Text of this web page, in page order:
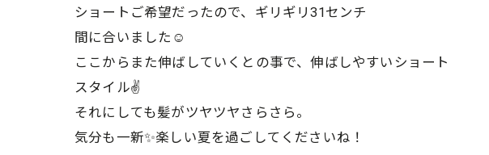
ショートご希望だったので、ギリギリ31センチ
間に合いました☺
ここからまた伸ばしていくとの事で、伸ばしやすいショート
スタイル✌
それにしても髪がツヤツヤさらさら。
気分も一新✨楽しい夏を過ごしてくださいね！